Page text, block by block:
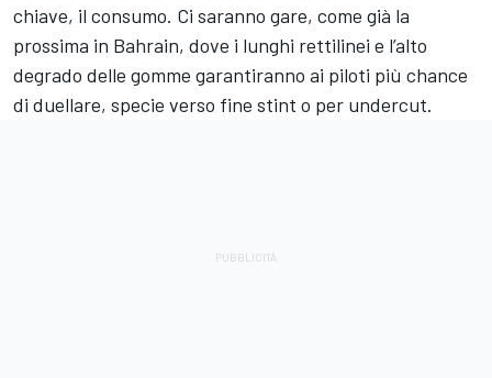
chiave, il consumo. Ci saranno gare, come già la
prossima in Bahrain, dove i lunghi rettilinei e l’alto
degrado delle gomme garantiranno ai piloti più chance
di duellare, specie verso fine stint o per undercut.